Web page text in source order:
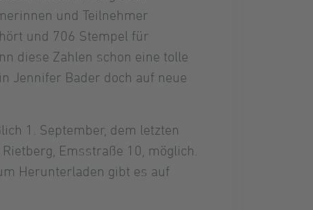
und Teilnehmer
und 706 Stempel für
diese Zahlen schon eine tolle
Jennifer Bader doch auf neue
1. September, dem letzten
Emsstraße 10, möglich.
Herunterladen gibt es auf